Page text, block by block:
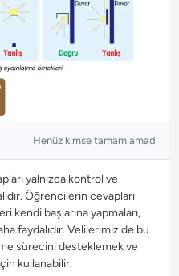
Henüz kimse tamamlamadı
yalnızca kontrol ve
Öğrencilerin cevapları
kendi başlarına yapmaları,
faydalıdır. Velilerimiz de bu
sürecini desteklemek ve
kullanabilir.